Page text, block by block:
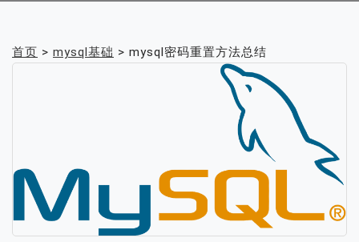
首页 > mysql基础 > mysql密码重置方法总结